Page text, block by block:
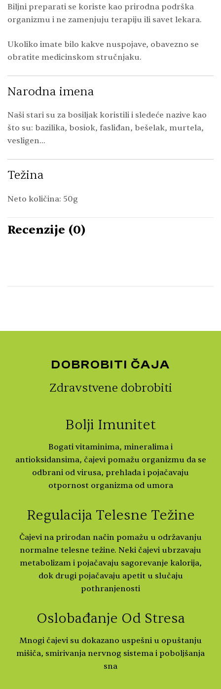
Biljni preparati se koriste kao prirodna podrška
organizmu i ne zamenjuju terapiju ili savet lekara.
Ukoliko imate bilo kakve nuspojave, obavezno se
obratite medicinskom stručnjaku.
Narodna imena
Naši stari su za bosiljak koristili i sledeće nazive kao
što su: bazilika, bosiok, fasliđan, bešelak, murtela,
vesligen…
Težina
Neto količina: 50g
Recenzije (0)
DOBROBITI ČAJA
Zdravstvene dobrobiti
Bolji Imunitet
Bogati vitaminima, mineralima i
antioksidansima, čajevi pomažu organizmu da se
odbrani od virusa, prehlada i pojačavaju
otpornost organizma od umora
Regulacija Telesne Težine
Čajevi na prirodan način pomažu u održavanju
normalne telesne težine. Neki čajevi ubrzavaju
metabolizam i pojačavaju sagorevanje kalorija,
dok drugi pojačavaju apetit u slučaju
pothranjenosti
Oslobađanje Od Stresa
Mnogi čajevi su dokazano uspešni u opuštanju
mišiča, smirivanja nervnog sistema i poboljšanja
sna